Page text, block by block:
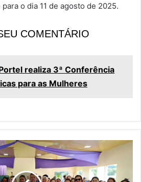
o dia 11 de agosto de 2025.
COMENTÁRIO
realiza 3ª Conferência
para as Mulheres